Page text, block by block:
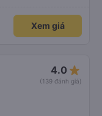
tên của anh chỉ biết anh
tiếp và anh có nhiều
Xem giá
4.0 star_rate
(139 đánh giá)